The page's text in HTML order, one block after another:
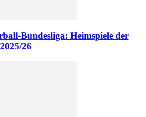
Bundesliga: Heimspiele der
26